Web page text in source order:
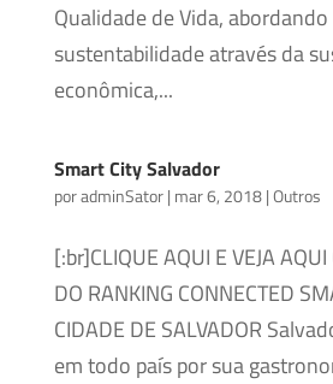
Qualidade de Vida,
sustentabilidade através da
econômica,...
Smart City Salvador
poradminSator| mar 6, 2018|Outros
[:br]CLIQUE AQUI E VEJA
DO RANKING CONNECTED
CIDADE DE SALVADOR
em todo país por sua